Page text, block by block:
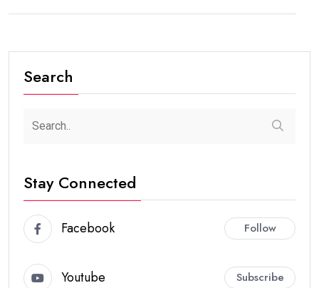
Search
Stay Connected
Facebook Follow
Youtube Subscribe